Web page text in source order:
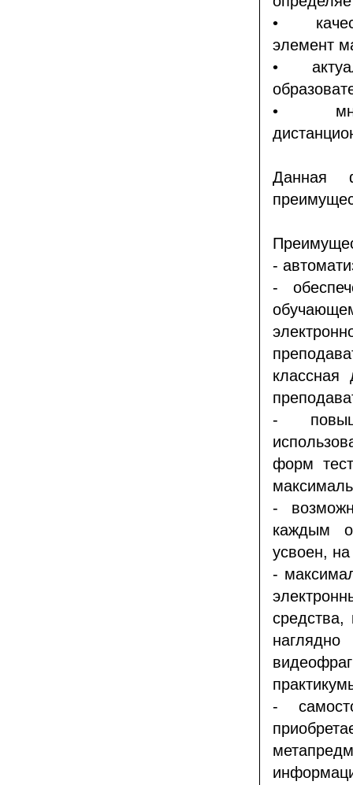
•
элемент
•
•
Данная
-
-
классная
-
форм
-
каждым
усвоен,
-
средства,
-